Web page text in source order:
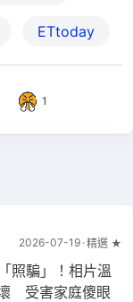
ETtoday
1
2026-07-19 精選 ★
照騙」！相片溫
受害家庭傻眼